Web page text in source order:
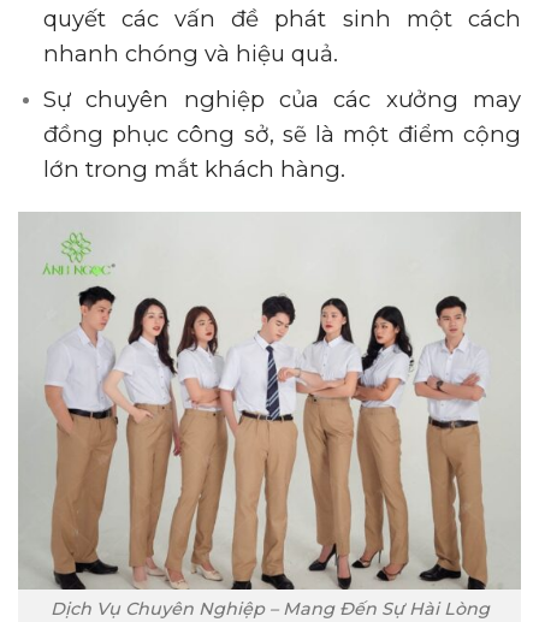
quyết các vấn đề phát sinh một cách
nhanh chóng và hiệu quả.
Sự chuyên nghiệp của các xưởng may
đồng phục công sở, sẽ là một điểm cộng
lớn trong mắt khách hàng.
Dịch Vụ Chuyên Nghiệp – Mang Đến Sự Hài Lòng